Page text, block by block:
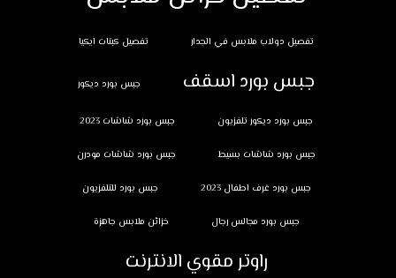
تفصيل دولاب ملابس في الجدار تفصيل كبتات ايكيا
جبس بورد اسقف جبس بورد ديكور
جبس بورد ديكور تلفزيون جبس بورد شاشات 2023
جبس بورد شاشات بسيط جبس بورد شاشات مودرن
جبس بورد غرف اطفال 2023 جبس بورد للتلفزيون
جبس بورد مجالس رجال خزائن ملابس جاهزة
راوتر مقوي الانترنت